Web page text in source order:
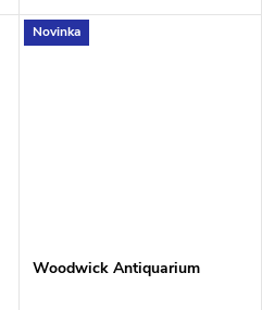
vzduch sladkostí. S vůní tmavé
třešně, ambrového dřeva,
Novinka
Woodwick Antiquarium